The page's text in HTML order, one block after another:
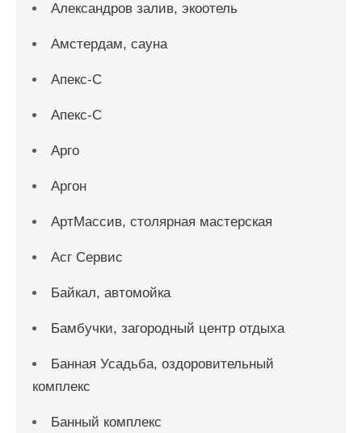
Александров залив, экоотель
Амстердам, сауна
Апекс-С
Апекс-С
Арго
Аргон
АртМассив, столярная мастерская
Асг Сервис
Байкал, автомойка
Бамбучки, загородный центр отдыха
Банная Усадьба, оздоровительный
комплекс
Банный комплекс